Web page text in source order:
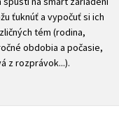
ťuknúť a vypočuť si ich
tém (rodina,
obdobia a počasie,
z rozprávok...).